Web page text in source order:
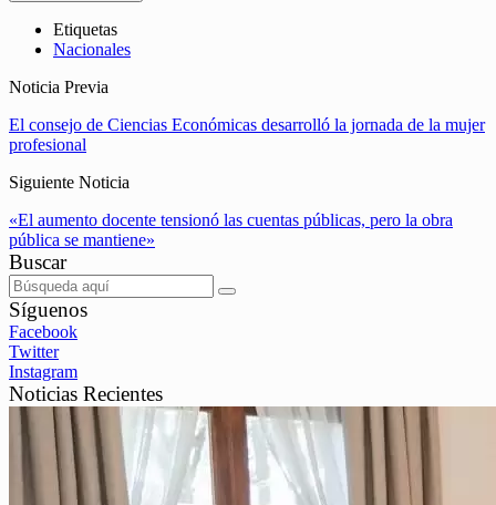
Etiquetas
Nacionales
Noticia Previa
El consejo de Ciencias Económicas desarrolló la jornada de la mujer
profesional
Siguiente Noticia
«El aumento docente tensionó las cuentas públicas, pero la obra
pública se mantiene»
Buscar
Síguenos
Facebook
Twitter
Instagram
Noticias Recientes